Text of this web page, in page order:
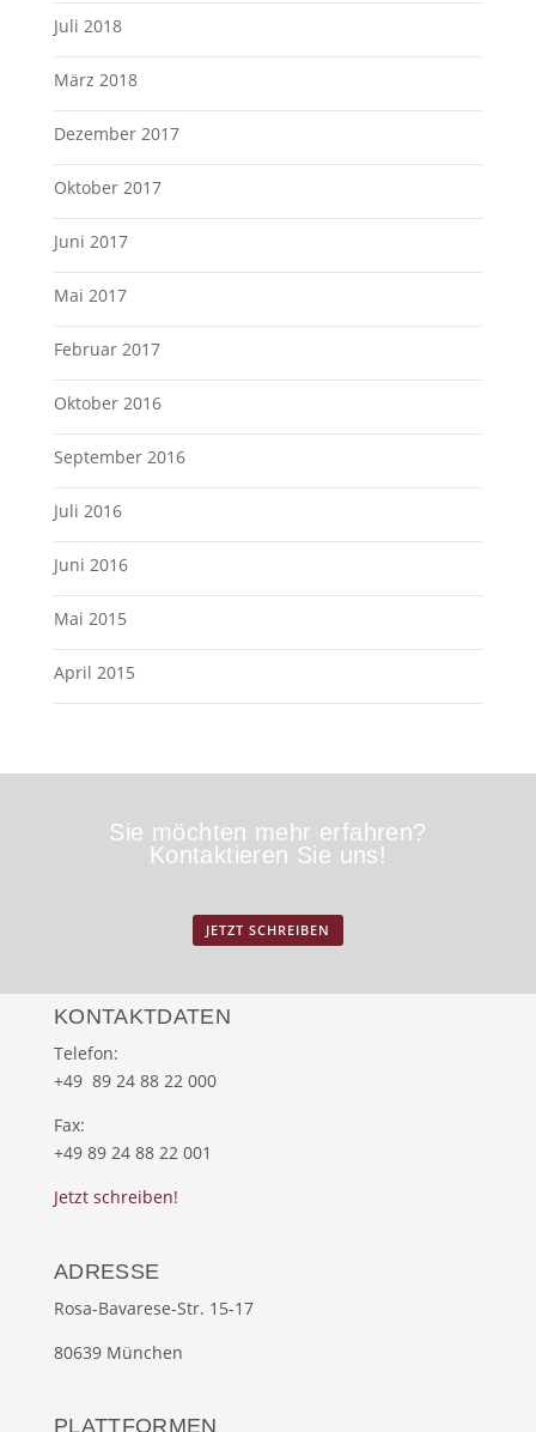
Juli 2018
März 2018
Dezember 2017
Oktober 2017
Juni 2017
Mai 2017
Februar 2017
Oktober 2016
September 2016
Juli 2016
Juni 2016
Mai 2015
April 2015
Sie möchten mehr erfahren?
Kontaktieren Sie uns!
JETZT SCHREIBEN
KONTAKTDATEN
Telefon:
+49 89 24 88 22 000
Fax:
+49 89 24 88 22 001
Jetzt schreiben!
ADRESSE
Rosa-Bavarese-Str. 15-17
80639 München
PLATTFORMEN